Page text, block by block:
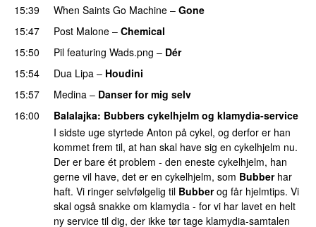
15:39 When Saints Go Machine – Gone
15:47 Post Malone – Chemical
15:50
Pil featuring Wads.png – Dér
15:54
Dua Lipa – Houdini
15:57
Medina – Danser for mig selv
16:00
Balalajka: Bubbers cykelhjelm og klamydia-service
I sidste uge styrtede Anton på cykel, og derfor er han
kommet frem til, at han skal have sig en cykelhjelm nu.
Der er bare ét problem - den eneste cykelhjelm, han
gerne vil have, det er en cykelhjelm, som Bubberhar
haft. Vi ringer selvfølgelig til Bubberog får hjelmtips. Vi
skal også snakke om klamydia - for vi har lavet en helt
ny service til dig, der ikke tør tage klamydia-samtalen